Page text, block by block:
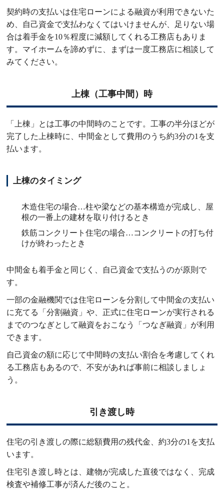
契約時の支払いは住宅ローンによる融資が利用できないた
め、自己資金で支払わなくてはいけませんが、足りない場
合は着手金を10％程度に減額してくれる工務店もありま
す。マイホームを諦めずに、まずは一度工務店に相談して
みてください。
上棟（工事中間）時
「上棟」とは工事の中間時のことです。工事の半分ほどが
完了した上棟時に、中間金として費用のうち約3分の1を支
払います。
上棟のタイミング
木造住宅の場合…柱や梁などの基本構造が完成し、屋
根の一番上の建材を取り付けるとき
鉄筋コンクリート住宅の場合…コンクリートの打ち付
けが終わったとき
中間金も着手金と同じく、自己資金で支払うのが原則で
す。
一部の金融機関では住宅ローンを分割して中間金の支払い
に充てる「分割融資」や、正式に住宅ローンが実行される
までのつなぎとして融資をおこなう「つなぎ融資」が利用
できます。
自己資金の額に応じて中間時の支払い割合を考慮してくれ
る工務店もあるので、不安があれば事前に相談しましょ
う。
引き渡し時
住宅の引き渡しの際に総額費用の残代金、約3分の1を支払
います。
住宅引き渡し時とは、建物が完成した直後ではなく、完成
検査や補修工事が済んだ後のこと。